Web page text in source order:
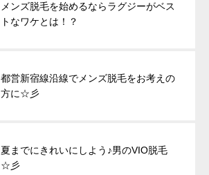
メンズ脱毛を始めるならラグジーがベス
トなワケとは！？
都営新宿線沿線でメンズ脱毛をお考えの
方に☆彡
夏までにきれいにしよう♪男のVIO脱毛
☆彡